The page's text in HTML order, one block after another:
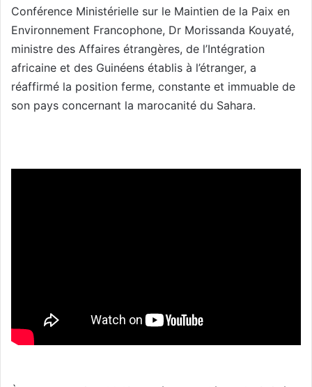
Conférence Ministérielle sur le Maintien de la Paix en
Environnement Francophone, Dr Morissanda Kouyaté,
ministre des Affaires étrangères, de l’Intégration
africaine et des Guinéens établis à l’étranger, a
réaffirmé la position ferme, constante et immuable de
son pays concernant la marocanité du Sahara.